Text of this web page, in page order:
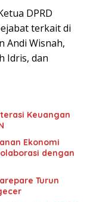
DPRD
terkait di
Andi Wisnah,
Idris, dan
Keuangan
Ekonomi
dengan
Turun